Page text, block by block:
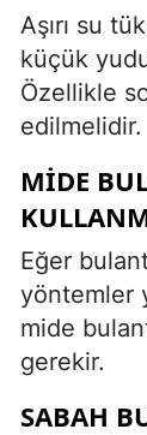
Aşırı su
küçük
Özellikle
edilmelidir.
MIDE
Eğer
yöntemler
mide
gerekir.
SABAH